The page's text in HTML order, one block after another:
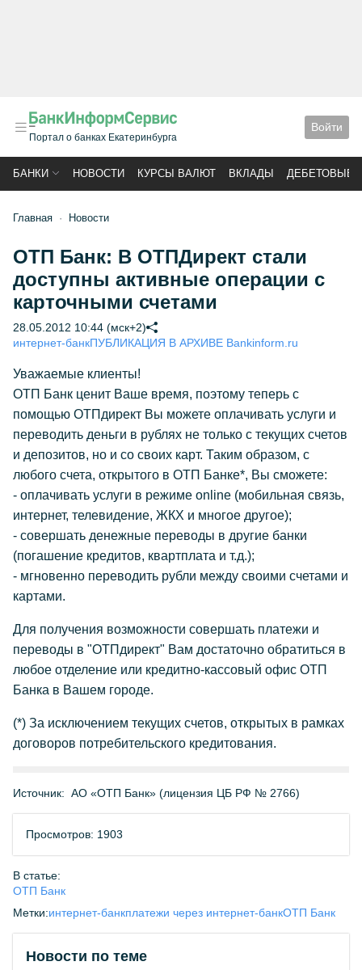
Портал о банках Екатеринбурга
Войти
БАНКИ НОВОСТИ КУРСЫ ВАЛЮТ ВКЛАДЫ ДЕБЕТОВЫЕ
Главная Новости
ОТП Банк: В ОТПДирект стали
доступны активные операции с
карточными счетами
28.05.2012 10:44 (мск+2)
интернет-банкПУБЛИКАЦИЯ В АРХИВЕ Bankinform.ru
Уважаемые клиенты!
ОТП Банк ценит Ваше время, поэтому теперь с
помощью ОТПдирект Вы можете оплачивать услуги и
переводить деньги в рублях не только с текущих счетов
и депозитов, но и со своих карт. Таким образом, с
любого счета, открытого в ОТП Банке*, Вы сможете:
- оплачивать услуги в режиме online (мобильная связь,
интернет, телевидение, ЖКХ и многое другое);
- совершать денежные переводы в другие банки
(погашение кредитов, квартплата и т.д.);
- мгновенно переводить рубли между своими счетами и
картами.
Для получения возможности совершать платежи и
переводы в "ОТПдирект" Вам достаточно обратиться в
любое отделение или кредитно-кассовый офис ОТП
Банка в Вашем городе.
(*) За исключением текущих счетов, открытых в рамках
договоров потребительского кредитования.
Источник: АО «ОТП Банк» (лицензия ЦБ РФ № 2766)
Просмотров: 1903
В статье:
ОТП Банк
Метки:интернет-банкплатежи через интернет-банкОТП Банк
Новости по теме